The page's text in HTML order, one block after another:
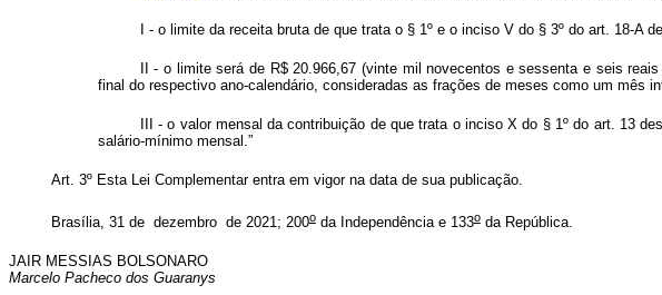
I - o limite da receita bruta de que trata o § 1º e o inciso V do § 3º do art. 18-
II - o limite será de R$ 20.966,67 (vinte mil novecentos e sessenta e seis
final do respectivo ano-calendário, consideradas as frações de meses como um mês
III - o valor mensal da contribuição de que trata o inciso X do § 1º do art. 13
salário-mínimo mensal.”
Art. 3º Esta Lei Complementar entra em vigor na data de sua publicação.
Brasília, 31 de dezembro de 2021; 200oda Independência e 133oda República.
JAIR MESSIAS BOLSONARO
Marcelo Pacheco dos Guaranys